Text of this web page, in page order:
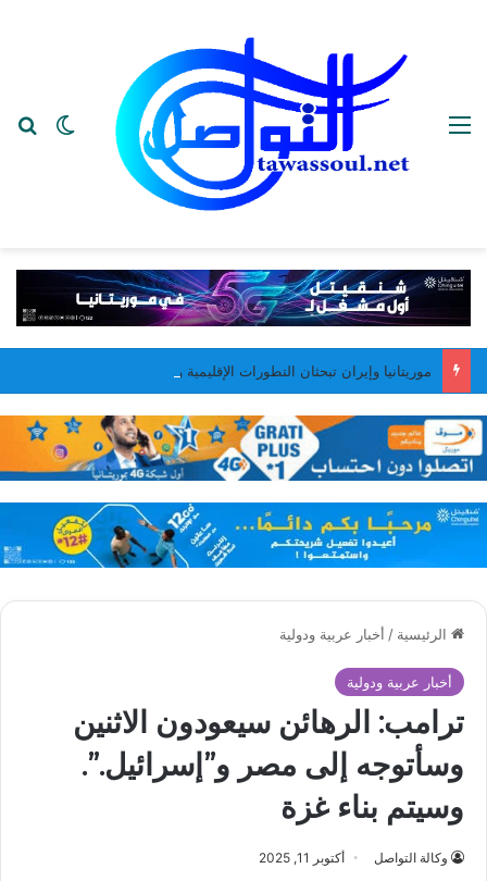
الوضع القائمة
الرئيسية / أخبار عربية ودولية
أخبار عربية ودولية
ترامب: الرهائن سيعودون الاثنين
وسأتوجه إلى مصر و”إسرائيل.”.
وسيتم بناء غزة
وكالة التواصل أكتوبر 11, 2025